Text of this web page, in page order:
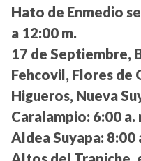
Hato de Enmedio
a 12:00 m.
17 de Septiembre,
Fehcovil, Flores de
Higueros, Nueva
Caralampio: 6:00 a.
Aldea Suyapa: 8:00